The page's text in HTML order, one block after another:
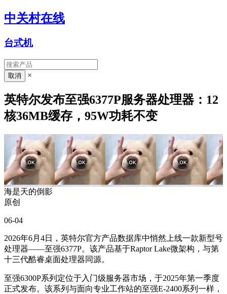
中关村在线
台式机
×
英特尔发布至强6377P服务器处理器：12
核36MB缓存，95W功耗不变
海是天的倒影
原创
06-04
2026年6月4日，英特尔官方产品数据库中悄然上线一款新型号
处理器——至强6377P。该产品基于Raptor Lake微架构，与第
十三代酷睿桌面处理器同源。
至强6300P系列定位于入门级服务器市场，于2025年第一季度
正式发布。该系列与面向专业工作站的至强E-2400系列一样，